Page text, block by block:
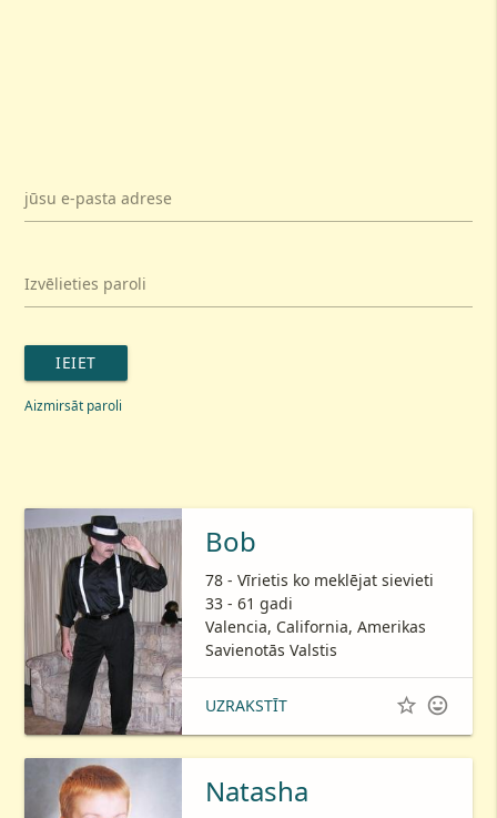
jūsu e-pasta adrese
Izvēlieties paroli
IEIET
Aizmirsāt paroli
Bob
78 - Vīrietis ko meklējat sievieti
33 - 61 gadi
Valencia, California, Amerikas
Savienotās Valstis
UZRAKSTĪT  
Natasha